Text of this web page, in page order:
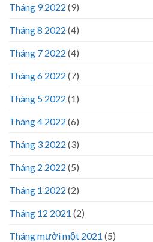
Tháng 9 2022 (9)
Tháng 8 2022 (4)
Tháng 7 2022 (4)
Tháng 6 2022 (7)
Tháng 5 2022 (1)
Tháng 4 2022 (6)
Tháng 3 2022 (3)
Tháng 2 2022 (5)
Tháng 1 2022 (2)
Tháng 12 2021 (2)
Tháng mười một 2021 (5)